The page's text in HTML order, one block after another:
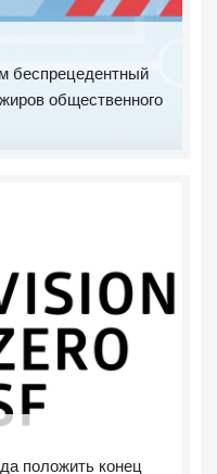
беспрецедентный
общественного
положить конец